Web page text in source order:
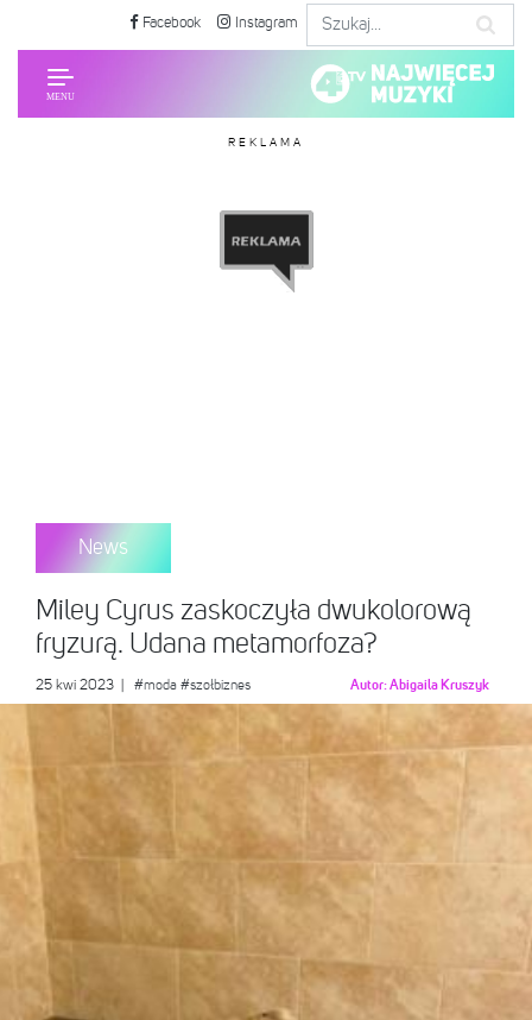
Facebook Instagram
REKLAMA
News
Miley Cyrus zaskoczyła dwukolorową
fryzurą. Udana metamorfoza?
25 kwi 2023 #moda #szołbiznes Autor:Abigaila Kruszyk